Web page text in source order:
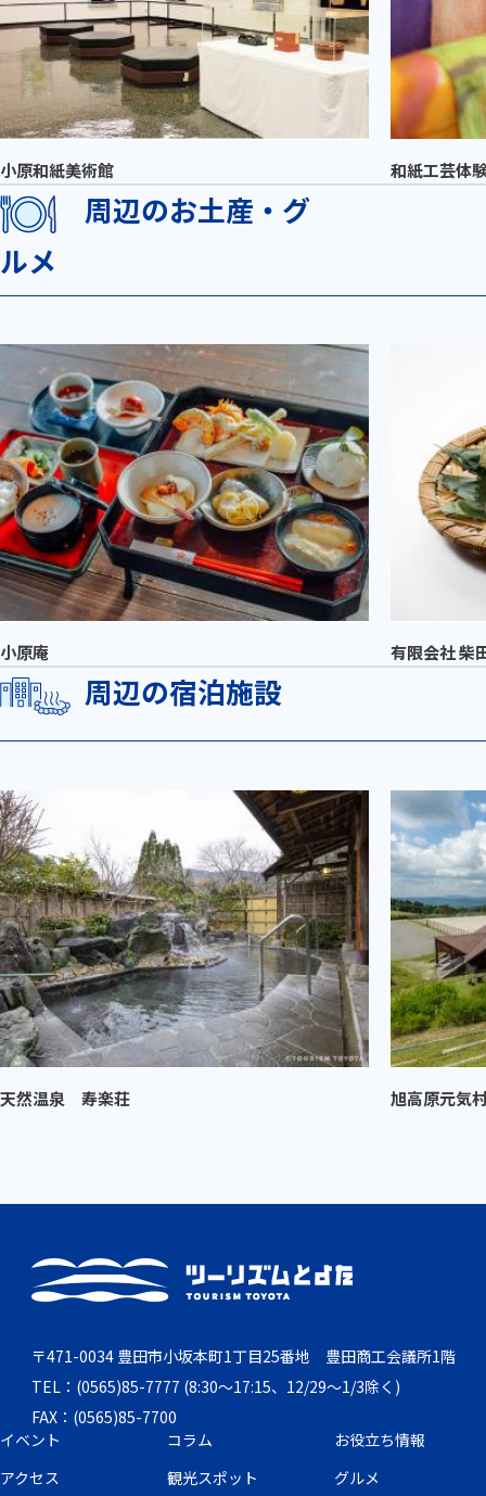
小原和紙美術館 和紙工芸体
周辺のお土産・グ
ルメ
小原庵 有限会社 柴
周辺の宿泊施設
天然温泉 寿楽荘 旭高原元気
〒471-0034 豊田市小坂本町1丁目25番地 豊田商工会議所1階
TEL：(0565)85-7777 (8:30～17:15、12/29～1/3除く)
FAX：(0565)85-7700
イベント
コラム
お役立ち情報
アクセス
観光スポット グルメ